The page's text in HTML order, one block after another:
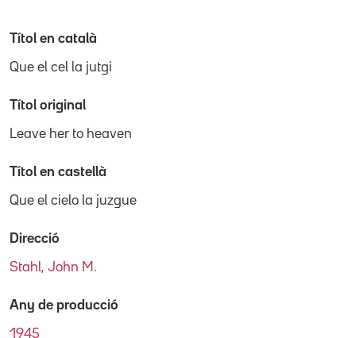
Títol en català
Que el cel la jutgi
Títol original
Leave her to heaven
Títol en castellà
Que el cielo la juzgue
Direcció
Stahl, John M.
Any de producció
1945